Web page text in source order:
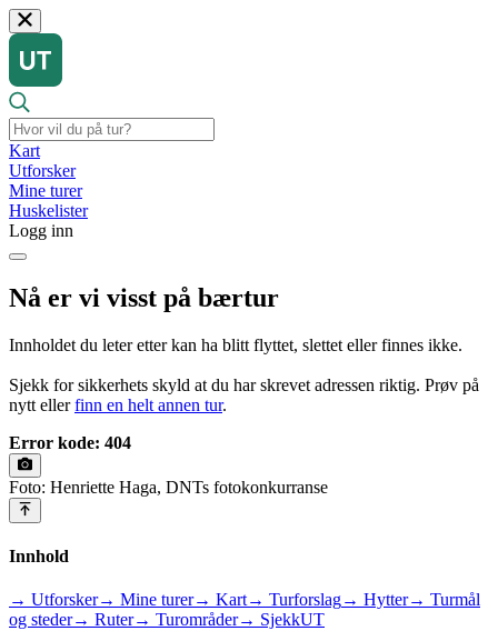
Kart
Utforsker
Mine turer
Huskelister
Logg inn
Nå er vi visst på bærtur
Innholdet du leter etter kan ha blitt flyttet, slettet eller finnes ikke.
Sjekk for sikkerhets skyld at du har skrevet adressen riktig. Prøv på
nytt eller finn en helt annen tur.
Error kode: 404
Foto: Henriette Haga, DNTs fotokonkurranse
Innhold
→ Utforsker→ Mine turer→ Kart→ Turforslag→ Hytter→ Turmål
og steder→ Ruter→ Turområder→ SjekkUT